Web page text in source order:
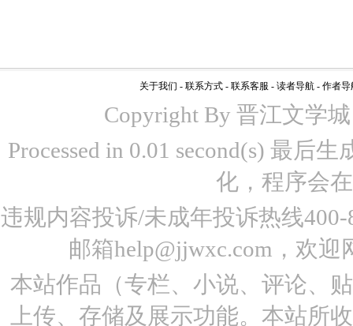
关于我们 - 联系方式 - 联系客服 - 读者导航 - 作者导
Copyright By 晋江文学
Processed in 0.01 second(s) 最后
化，程序会
违规内容投诉/未成年投诉热线
邮箱help@jjwxc.com，欢
本站作品（专栏、小说、评论、
上传、存储及展示功能。本站所